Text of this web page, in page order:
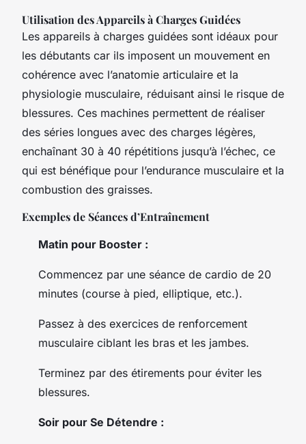
Utilisation des Appareils à Charges Guidées
Les appareils à charges guidées sont idéaux pour
les débutants car ils imposent un mouvement en
cohérence avec l’anatomie articulaire et la
physiologie musculaire, réduisant ainsi le risque de
blessures. Ces machines permettent de réaliser
des séries longues avec des charges légères,
enchaînant 30 à 40 répétitions jusqu’à l’échec, ce
qui est bénéfique pour l’endurance musculaire et la
combustion des graisses.
Exemples de Séances d’Entraînement
Matin pour Booster :
Commencez par une séance de cardio de 20
minutes (course à pied, elliptique, etc.).
Passez à des exercices de renforcement
musculaire ciblant les bras et les jambes.
Terminez par des étirements pour éviter les
blessures.
Soir pour Se Détendre :